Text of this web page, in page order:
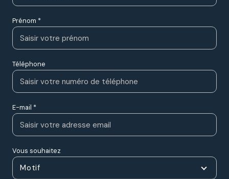
Prénom *
Téléphone
E-mail *
Vous souhaitez
Motif